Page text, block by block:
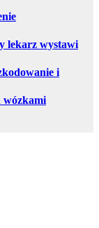
lekarz wystawi
i
wózkami